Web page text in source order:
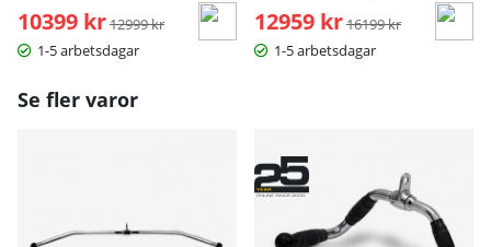
10399 kr Ordinarie pris:
12999 kr
1-5 arbetsdagar
12959 kr Ordinarie pris:
16199 kr
1-5 arbetsdagar
Se fler varor